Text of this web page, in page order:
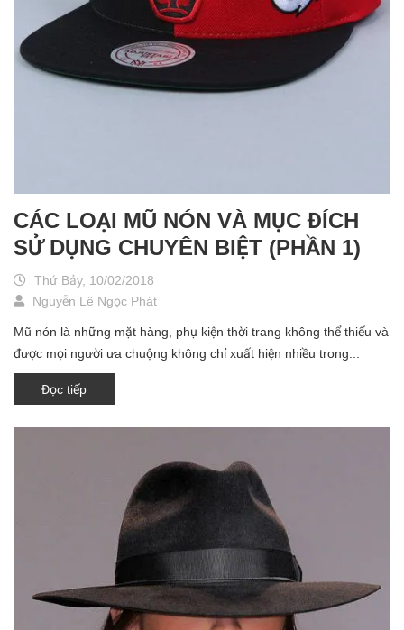
CÁC LOẠI MŨ NÓN VÀ MỤC ĐÍCH
SỬ DỤNG CHUYÊN BIỆT (PHẦN 1)
Thứ Bảy, 10/02/2018
Nguyễn Lê Ngọc Phát
Mũ nón là những mặt hàng, phụ kiện thời trang không thể thiếu và
được mọi người ưa chuộng không chỉ xuất hiện nhiều trong...
Đọc tiếp